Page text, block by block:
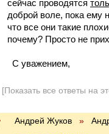
сейчас проводятся
доброй воле, пока ему
что все они такие
почему? Просто не
С уважением,
[Показать все ответы на
Андрей Жуков »